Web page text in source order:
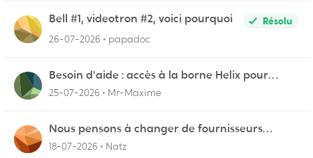
Bell #1, videotron #2, voici pourquoi
Résolu
26-07-2026
papadoc
Besoin d'aide : accès à la borne Helix pour
vérifier l'UPnP NAT Black Ops 2
25-07-2026 Mr-Maxime
Nous pensons à changer de fournisseurs…
18-07-2026 Natz